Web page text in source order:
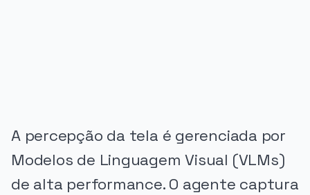
A percepção da tela é gerenciada por
Modelos de Linguagem Visual (VLMs)
de alta performance. O agente captura